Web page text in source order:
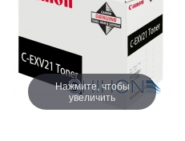
Нажмите, чтобы
увеличить